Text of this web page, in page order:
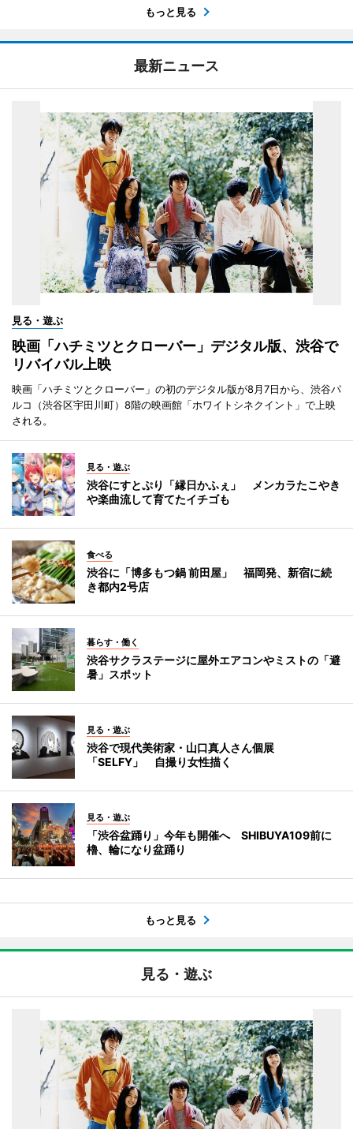
もっと見る
最新ニュース
見る・遊ぶ
映画「ハチミツとクローバー」デジタル版、渋谷で
リバイバル上映
映画「ハチミツとクローバー」の初のデジタル版が8月7日から、渋谷パ
ルコ（渋谷区宇田川町）8階の映画館「ホワイトシネクイント」で上映
される。
見る・遊ぶ
渋谷にすとぷり「縁日かふぇ」 メンカラたこやき
や楽曲流して育てたイチゴも
食べる
渋谷に「博多もつ鍋 前田屋」 福岡発、新宿に続
き都内2号店
暮らす・働く
渋谷サクラステージに屋外エアコンやミストの「避
暑」スポット
見る・遊ぶ
渋谷で現代美術家・山口真人さん個展
「SELFY」 自撮り女性描く
見る・遊ぶ
「渋谷盆踊り」今年も開催へ SHIBUYA109前に
櫓、輪になり盆踊り
もっと見る
見る・遊ぶ